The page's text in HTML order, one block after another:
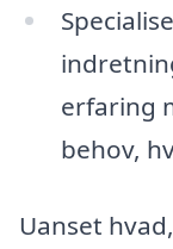
erfaring
behov,
Uanset